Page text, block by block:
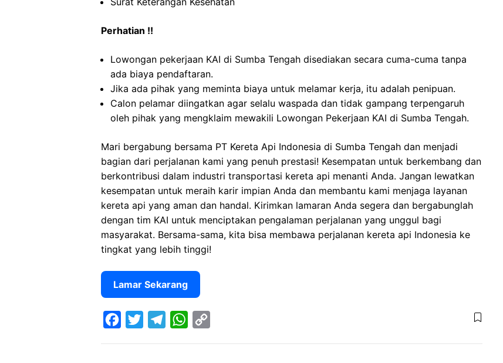
Perhatian !!
Lowongan pekerjaan KAI di Sumba Tengah disediakan secara cuma-cuma tanpa
ada biaya pendaftaran.
Jika ada pihak yang meminta biaya untuk melamar kerja, itu adalah penipuan.
Calon pelamar diingatkan agar selalu waspada dan tidak gampang terpengaruh
oleh pihak yang mengklaim mewakili Lowongan Pekerjaan KAI di Sumba Tengah.
Mari bergabung bersama PT Kereta Api Indonesia di Sumba Tengah dan menjadi
bagian dari perjalanan kami yang penuh prestasi! Kesempatan untuk berkembang dan
berkontribusi dalam industri transportasi kereta api menanti Anda. Jangan lewatkan
kesempatan untuk meraih karir impian Anda dan membantu kami menjaga layanan
kereta api yang aman dan handal. Kirimkan lamaran Anda segera dan bergabunglah
dengan tim KAI untuk menciptakan pengalaman perjalanan yang unggul bagi
masyarakat. Bersama-sama, kita bisa membawa perjalanan kereta api Indonesia ke
tingkat yang lebih tinggi!
Lamar Sekarang